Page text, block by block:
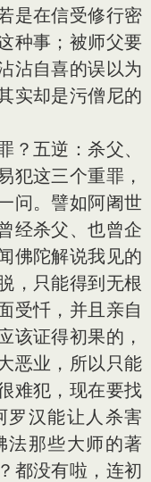
是在信受修行密
种事；被师父要
沾自喜的误以为
实却是污僧尼的
？五逆：杀父、
犯这三个重罪，
问。譬如阿阇世
经杀父、也曾企
佛陀解说我见的
，只能得到无根
受忏，并且亲自
该证得初果的，
恶业，所以只能
难犯，现在要找
罗汉能让人杀害
法那些大师的著
都没有啦，连初